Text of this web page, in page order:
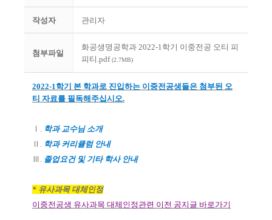
작성자 관리자
첨부파일
화공생명공학과 2022-1학기 이중전공 오티 피
피티.pdf(2.7MB)
2022-1학기 본 학과로 진입하는 이중전공생들은 첨부된 오
티 자료를 필독해주십시오.
Ⅰ . 학과 교수님 소개
Ⅱ . 학과 커리큘럼 안내
Ⅲ . 졸업요건 및 기타 학사 안내
* 유사과목 대체인정
이중전공생 유사과목 대체인정관련 이전 공지글 바로가기